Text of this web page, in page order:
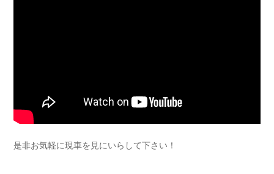
是非お気軽に現車を見にいらして下さい！